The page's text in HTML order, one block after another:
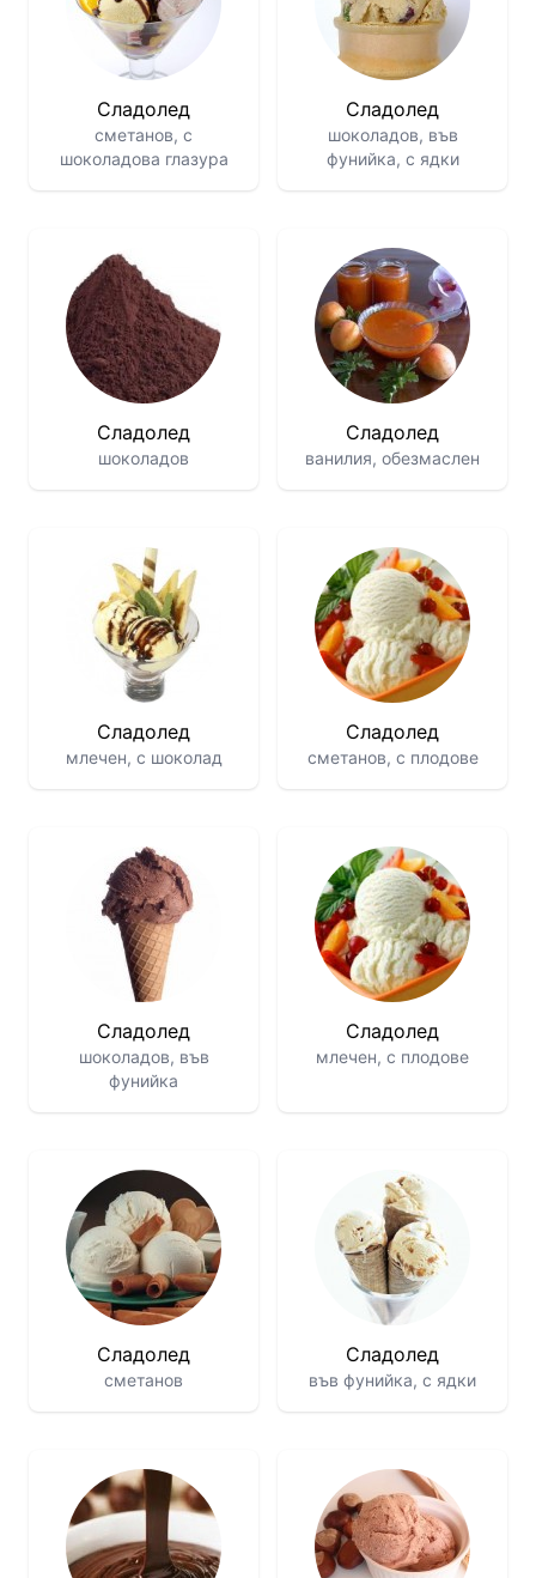
Сладолед
сметанов, с
шоколадова глазура
Сладолед
шоколадов, във
фунийка, с ядки
Сладолед
шоколадов
Сладолед
ванилия, обезмаслен
Сладолед
млечен, с шоколад
Сладолед
сметанов, с плодове
Сладолед
шоколадов, във
фунийка
Сладолед
млечен, с плодове
Сладолед
сметанов
Сладолед
във фунийка, с ядки